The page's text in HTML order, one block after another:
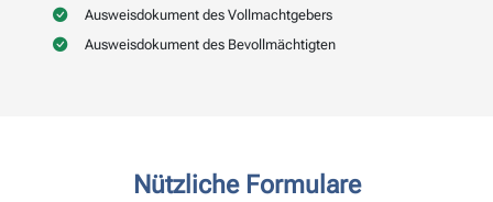
Ausweisdokument des Vollmachtgebers
Ausweisdokument des Bevollmächtigten
Nützliche Formulare